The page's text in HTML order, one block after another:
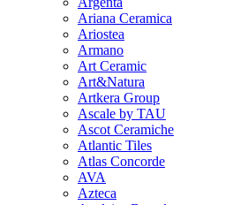
Ariana Ceramica
Ariostea
Armano
Art Ceramic
Art&Natura
Artkera Group
Ascale by TAU
Ascot Ceramiche
Atlantic Tiles
Atlas Concorde
AVA
Azteca